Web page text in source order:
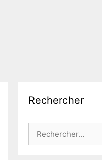
Rechercher